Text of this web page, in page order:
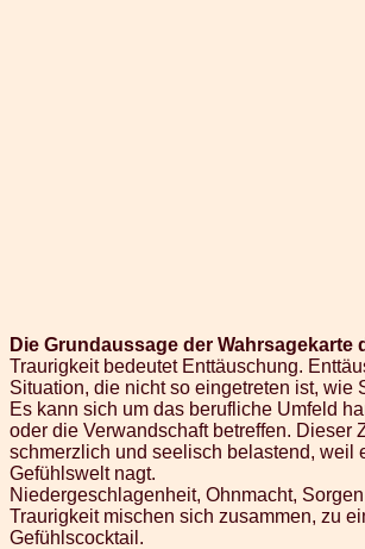
Die Grundaussage der Wahrsagekarte
Traurigkeit bedeutet Enttäuschung.
Situation, die nicht so eingetreten ist, wie
Es kann sich um das berufliche Umfeld
oder die Verwandschaft betreffen. Dieser
schmerzlich und seelisch belastend, weil
Gefühlswelt nagt.
Niedergeschlagenheit, Ohnmacht,
Traurigkeit mischen sich zusammen, zu
Gefühlscocktail.